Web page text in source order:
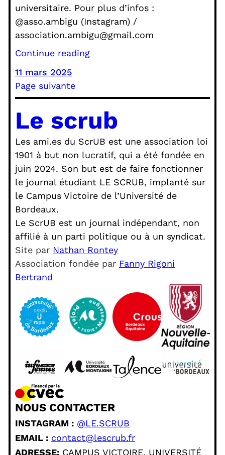
universitaire. Pour plus d’infos :
@asso.ambigu (Instagram) /
association.ambigu@gmail.com
Continue reading
11 mars 2025
Page suivante
Le scrub
Les ami.es du ScrUB est une association loi
1901 à but non lucratif, qui a été fondée en
juin 2024. Son but est de faire fonctionner
le journal étudiant LE SCRUB, implanté sur
le Campus Victoire de l’Université de
Bordeaux.
Le ScrUB est un journal indépendant, non
affilié à un parti politique ou à un syndicat.
Site par Nathan Rontey
Association fondée par Fanny Rigoni
Bertrand
NOUS CONTACTER
INSTAGRAM : @LE.SCRUB
EMAIL : contact@lescrub.fr
ADRESSE:CAMPUS VICTOIRE, UNIVERSITÉ